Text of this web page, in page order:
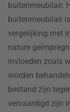
buitenmeubilair.
buitenmeubilair
vergelijking met
nature
invloeden zoals
worden
bestand zijn
vervaardigd zijn